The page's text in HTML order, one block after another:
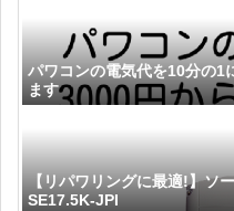
パワコンの電気代を10分の
ます
【リパワリングに最適!】ソ
SE17.5K-JPI